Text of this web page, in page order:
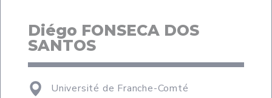
Diégo FONSECA DOS
SANTOS
Université de Franche-Comté